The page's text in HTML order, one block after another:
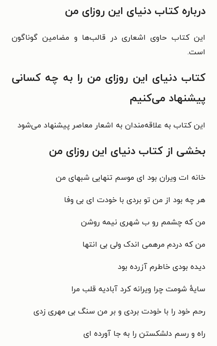
درباره کتاب دنیای این روزای من
این کتاب حاوی اشعاری در قالب‌ها و مضامین گوناگون
است.
کتاب دنیای این روزای من را به چه کسانی
پیشنهاد می‌کنیم
این کتاب به علاقه‌مندان به اشعار معاصر پیشنهاد می‌شود
بخشی از کتاب دنیای این روزای من
خانه ات ویران بود ای موسم تنهایی شبهای من
هر چه بود از من تو بردی با خودت ای بی وفا
من که چشمم رو ب شهری نیمه روشن
من که دردم مرهمی اندک ولی بی انتها
دیده بودی خاطرم آزرده بود
سایهٔ شومت چرا ویرانه کرد آبادیه قلب مرا
رحم خود را با خودت بردی و بر من سنگ بی مهری زدی
راه و رسم دلشکستن را به جا آورده ای